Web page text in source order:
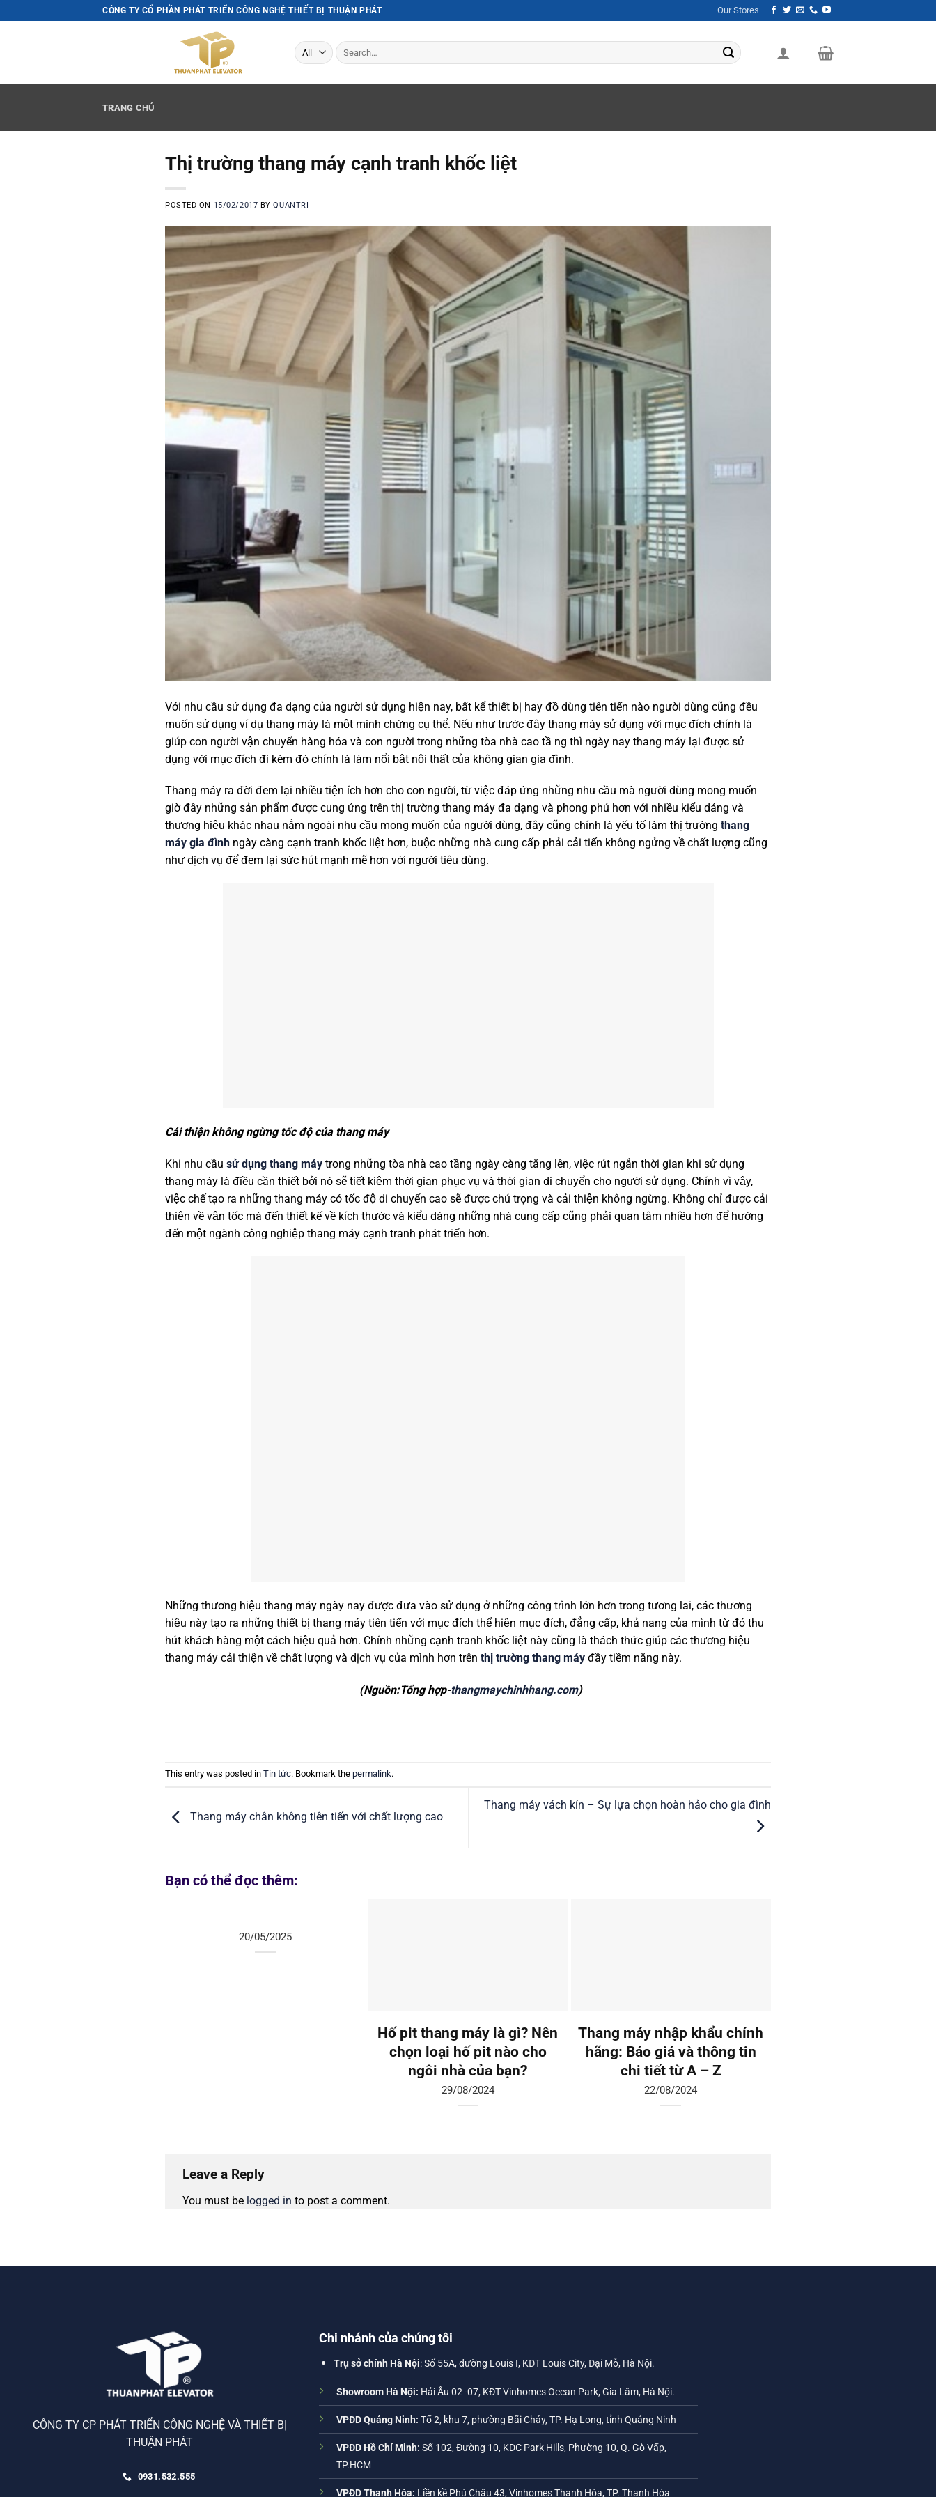
to
CÔNG TY CỔ PHẦN PHÁT TRIỂN CÔNG NGHỆ THIẾT BỊ THUẬN PHÁT Our Stores
Search
for:
TRANG CHỦ
Thị trường thang máy cạnh tranh khốc liệt
POSTED ON 15/02/2017 BYQUANTRI
Với nhu cầu sử dụng đa dạng của người sử dụng hiện nay, bất kể thiết bị hay đồ dùng tiên tiến nào người dùng cũng đều
muốn sử dụng ví dụ thang máy là một minh chứng cụ thể. Nếu như trước đây thang máy sử dụng với mục đích chính là
giúp con người vận chuyển hàng hóa và con người trong những tòa nhà cao tầ ng thì ngày nay thang máy lại được sử
dụng với mục đích đi kèm đó chính là làm nổi bật nội thất của không gian gia đình.
Thang máy ra đời đem lại nhiều tiện ích hơn cho con người, từ việc đáp ứng những nhu cầu mà người dùng mong muốn
giờ đây những sản phẩm được cung ứng trên thị trường thang máy đa dạng và phong phú hơn với nhiều kiểu dáng và
thương hiệu khác nhau nằm ngoài nhu cầu mong muốn của người dùng, đây cũng chính là yếu tố làm thị trường thang
máy gia đình ngày càng cạnh tranh khốc liệt hơn, buộc những nhà cung cấp phải cải tiến không ngửng về chất lượng cũng
như dịch vụ để đem lại sức hút mạnh mẽ hơn với người tiêu dùng.
Cải thiện không ngừng tốc độ của thang máy
Khi nhu cầu sử dụng thang máy trong những tòa nhà cao tầng ngày càng tăng lên, việc rút ngắn thời gian khi sử dụng
thang máy là điều cần thiết bởi nó sẽ tiết kiệm thời gian phục vụ và thời gian di chuyển cho người sử dụng. Chính vì vậy,
việc chế tạo ra những thang máy có tốc độ di chuyển cao sẽ được chú trọng và cải thiện không ngừng. Không chỉ được cải
thiện về vận tốc mà đến thiết kế về kích thước và kiểu dáng những nhà cung cấp cũng phải quan tâm nhiều hơn để hướng
đến một ngành công nghiệp thang máy cạnh tranh phát triển hơn.
Những thương hiệu thang máy ngày nay được đưa vào sử dụng ở những công trình lớn hơn trong tương lai, các thương
hiệu này tạo ra những thiết bị thang máy tiên tiến với mục đích thể hiện mục đích, đẳng cấp, khả nang của mình từ đó thu
hút khách hàng một cách hiệu quả hơn. Chính những cạnh tranh khốc liệt này cũng là thách thức giúp các thương hiệu
thang máy cải thiện về chất lượng và dịch vụ của mình hơn trên thị trường thang máy đầy tiềm năng này.
(Nguồn:Tổng hợp-thangmaychinhhang.com)
This entry was posted in Tin tức. Bookmark the permalink.
Thang máy chân không tiên tiến với chất lượng cao
Thang máy vách kín – Sự lựa chọn hoàn hảo cho gia đình
Bạn có thể đọc thêm:
20/05/2025
Hố pit thang máy là gì? Nên
chọn loại hố pit nào cho
ngôi nhà của bạn?
29/08/2024
Thang máy nhập khẩu chính
hãng: Báo giá và thông tin
chi tiết từ A – Z
22/08/2024
Leave a Reply
You must be logged in to post a comment.
CÔNG TY CP PHÁT TRIỂN CÔNG NGHỆ VÀ THIẾT BỊ
THUẬN PHÁT
0931.532.555
Chi nhánh của chúng tôi
Trụ sở chính Hà Nội: Số 55A, đường Louis I, KĐT Louis City, Đại Mỗ, Hà Nội.
Showroom Hà Nội: Hải Âu 02 -07, KĐT Vinhomes Ocean Park, Gia Lâm, Hà Nội.
VPĐD Quảng Ninh: Tổ 2, khu 7, phường Bãi Cháy, TP. Hạ Long, tỉnh Quảng Ninh
VPĐD Hồ Chí Minh: Số 102, Đường 10, KDC Park Hills, Phường 10, Q. Gò Vấp,
TP.HCM
VPĐD Thanh Hóa: Liền kề Phú Châu 43, Vinhomes Thanh Hóa, TP. Thanh Hóa